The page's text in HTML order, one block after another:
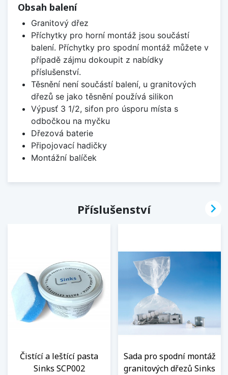
Obsah balení
Granitový dřez
Příchytky pro horní montáž jsou součástí
balení. Příchytky pro spodní montáž můžete v
případě zájmu dokoupit z nabídky
příslušenství.
Těsnění není součástí balení, u granitových
dřezů se jako těsnění používá silikon
Výpusť 3 1/2, sifon pro úsporu místa s
odbočkou na myčku
Dřezová baterie
Připojovací hadičky
Montážní balíček
Příslušenství
Čistící a leštící pasta
Sinks SCP002
Sada pro spodní montáž
granitových dřezů Sinks
